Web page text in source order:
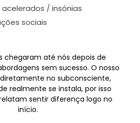
/ insónias
sociais
chegaram até nós depois de
sem sucesso. O nosso
no subconsciente,
realmente se instala, por isso
sentir diferença logo no
início.